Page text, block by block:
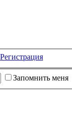
Регистрация
Запомнить меня